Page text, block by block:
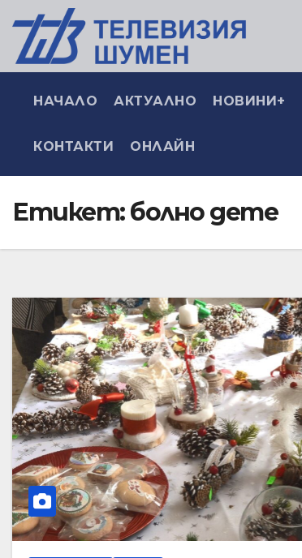
НАЧАЛО АКТУАЛНО НОВИНИ+
КОНТАКТИ ОНЛАЙН
Етикет:болно дете